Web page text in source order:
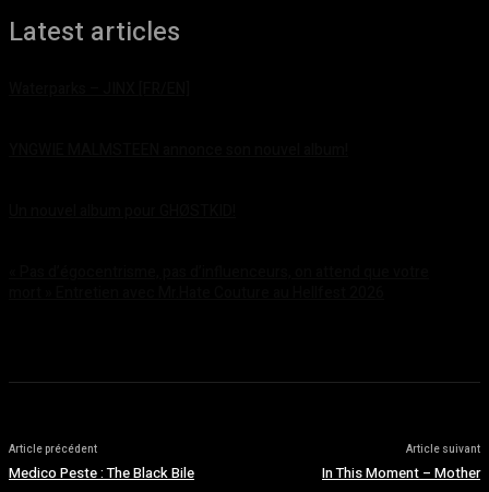
Latest articles
Article précédent
Medico Peste : The Black Bile
Article suivant
In This Moment – Mother